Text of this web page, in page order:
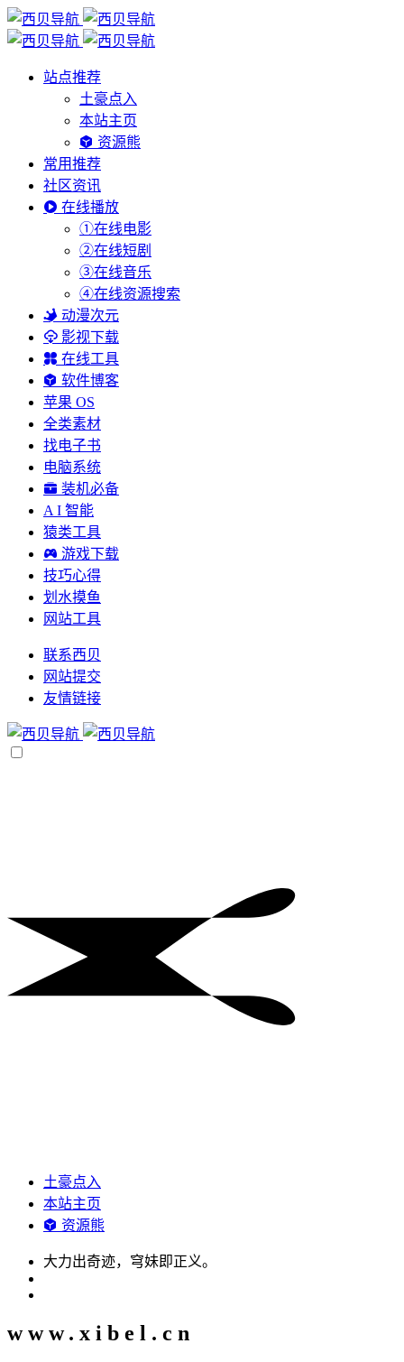
站点推荐
土豪点入
本站主页
资源熊
常用推荐
社区资讯
在线播放
①在线电影
②在线短剧
③在线音乐
④在线资源搜索
动漫次元
影视下载
在线工具
软件博客
苹果 OS
全类素材
找电子书
电脑系统
装机必备
A I 智能
猿类工具
游戏下载
技巧心得
划水摸鱼
网站工具
联系西贝
网站提交
友情链接
土豪点入
本站主页
资源熊
大力出奇迹，穹妹即正义。
www.xibel.cn